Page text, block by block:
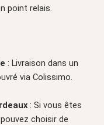
point relais.
: Livraison dans un
via Colissimo.
: Si vous êtes
choisir de